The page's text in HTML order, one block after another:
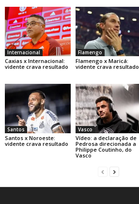
Internacional
Caxias x Internacional:
vidente crava resultado
Flamengo
Flamengo x Maricá:
vidente crava resultado
Santos
Santos x Noroeste:
vidente crava resultado
Vasco
Vídeo: a declaração de
Pedrosa direcionada a
Philippe Coutinho, do
Vasco